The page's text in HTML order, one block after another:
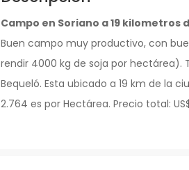
Campo en Soriano a 19 kilometros
Buen campo muy productivo, con
rendir 4000 kg de soja por hectárea).
Bequeló. Esta ubicado a 19 km de la
2.764 es por Hectárea. Precio total: